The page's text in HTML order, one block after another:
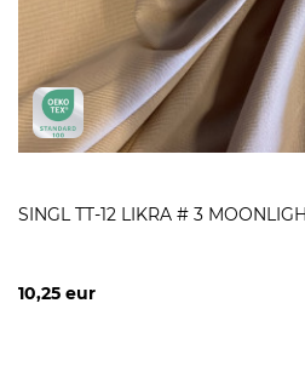
SINGL TT-12 LIKRA # 3
10,25 eur